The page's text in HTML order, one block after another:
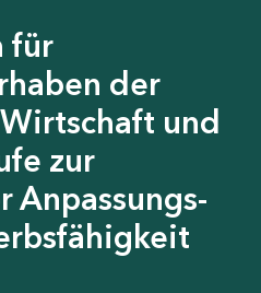
für
der
und
zur
Anpassungs-